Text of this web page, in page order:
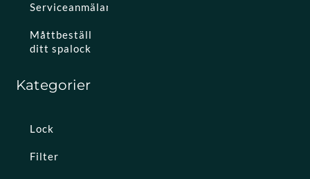
Serviceanmälan
Måttbeställ
ditt spalock
Kategorier
Lock
Filter